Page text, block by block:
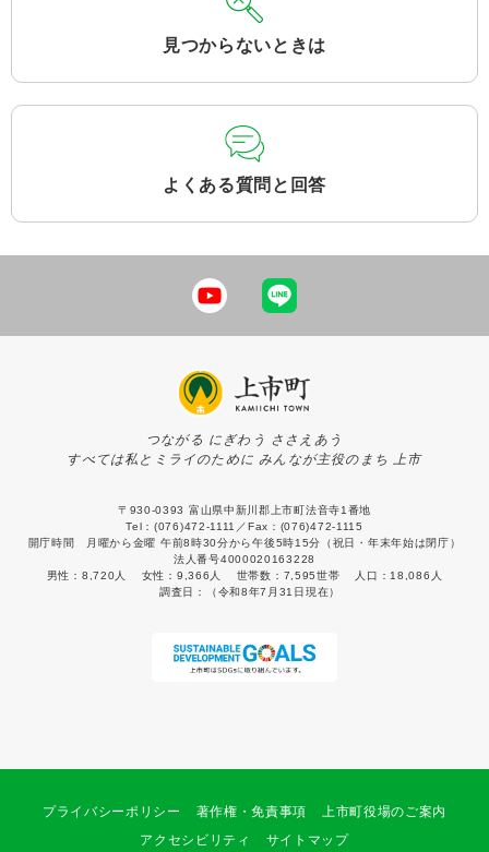
見つからないときは
よくある質問と回答
つながる にぎわう ささえあう
すべては私とミライのために みんなが主役のまち 上市
〒930-0393 富山県中新川郡上市町法音寺1番地
Tel：(076)472-1111／Fax：(076)472-1115
開庁時間 月曜から金曜 午前8時30分から午後5時15分（祝日・年末年始は閉庁）
法人番号4000020163228
男性： 8,720人 女性： 9,366人 世帯数： 7,595世帯 人口： 18,086人
調査日：
（令和8年7月31日現在）
プライバシーポリシー 著作権・免責事項
上市町役場のご案内
アクセシビリティ
サイトマップ